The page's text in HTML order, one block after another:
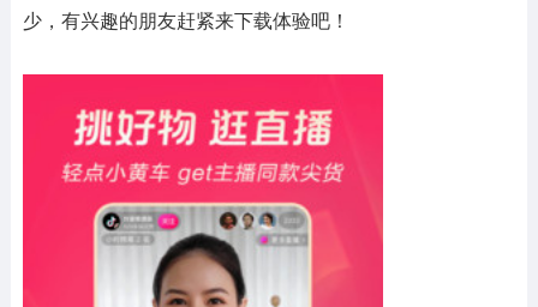
少，有兴趣的朋友赶紧来下载体验吧！